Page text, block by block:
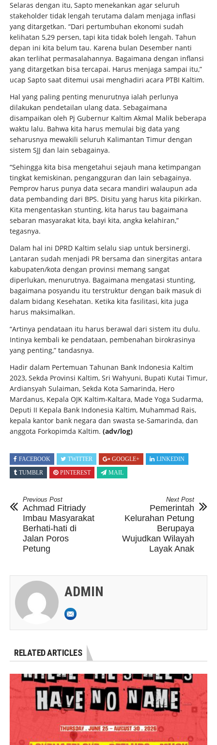
Selaras dengan itu, Sapto menekankan agar seluruh
stakeholder tidak lengah terutama dalam menjaga inflasi
yang ditargetkan. “Dari pertumbuhan ekonomi sudah
kelihatan 5,29 persen, tapi kita tidak boleh lengah. Tahun
depan ini kita belum tau. Karena bulan Desember nanti
akan terlihat permasalahannya. Bagaimana dengan inflansi
yang ditargetkan bisa tercapai. Harus menjaga sampai itu,”
ucap Sapto saat ditemui usai menghadiri acara PTBI Kaltim.
Hal yang paling penting menurutnya ialah perlunya
dilakukan pendetailan ulang data. Sebagaimana
disampaikan oleh Pj Gubernur Kaltim Akmal Malik beberapa
waktu lalu. Bahwa kita harus memulai big data yang
seharusnya mewakili seluruh Kalimantan Timur dengan
sistem SJJ dan lain sebagainya.
“Sehingga kita bisa mengetahui sejauh mana ketimpangan
tingkat kemiskinan, pengangguran dan lain sebagainya.
Pemprov harus punya data secara mandiri walaupun ada
data pembanding dari BPS. Disitu yang harus kita pikirkan.
Kita mengentaskan stunting, kita harus tau bagaimana
sebaran masyarakat kita, bayi kita, angka kelahiran,”
tegasnya.
Dalam hal ini DPRD Kaltim selalu siap untuk bersinergi.
Lantaran sudah menjadi PR bersama dan sinergitas antara
kabupaten/kota dengan provinsi memang sangat
diperlukan, menurutnya. Bagaimana mengatasi stunting,
bagaimana posyandu itu terstruktur dengan baik masuk di
dalam bidang Kesehatan. Ketika kita fasilitasi, kita juga
harus maksimalkan.
“Artinya pendataan itu harus berawal dari sistem itu dulu.
Intinya kembali ke pendataan, pembenahan birokrasinya
yang penting,” tandasnya.
Hadir dalam Pertemuan Tahunan Bank Indonesia Kaltim
2023, Sekda Provinsi Kaltim, Sri Wahyuni, Bupati Kutai Timur,
Ardiansyah Sulaiman, Sekda Kota Samarinda, Hero
Mardanus, Kepala OJK Kaltim-Kaltara, Made Yoga Sudarma,
Deputi II Kepala Bank Indonesia Kaltim, Muhammad Rais,
kepala kantor bank negara dan swasta se-Samarinda, dan
anggota Forkopimda Kaltim. (adv/log)
FACEBOOK TWITTER GOOGLE+
LINKEDIN
TUMBLR
PINTEREST MAIL
Previous Post
Achmad Fitriady
Imbau Masyarakat
Berhati-hati di
Jalan Poros
Petung
Next Post
Pemerintah
Kelurahan Petung
Berupaya
Wujudkan Wilayah
Layak Anak
ADMIN
RELATED ARTICLES